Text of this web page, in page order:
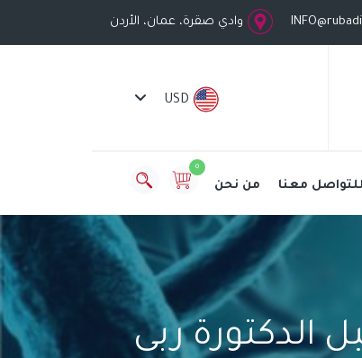
وادي صقرة، عمان، الأردن
USD
0
للتواصل معنا من نحن
الدكتورة ربى